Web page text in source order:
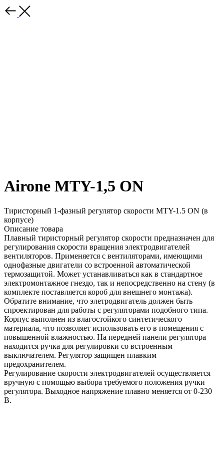
Airone MTY-1,5 ON
Тиристорный 1-фазный регулятор скорости MTY-1.5 ON (в
корпусе)
Описание товара
Плавный тиристорный регулятор скорости предназначен для
регулирования скорости вращения электродвигателей
вентиляторов. Применяется с вентиляторами, имеющими
однофазные двигатели со встроенной автоматической
термозащитой. Может устанавливаться как в стандартное
электромонтажное гнездо, так и непосредственно на стену (в
комплекте поставляется короб для внешнего монтажа).
Обратите внимание, что элетродвигатель должен быть
спроектирован для работы с регуляторами подобного типа.
Корпус выполнен из влагостойкого синтетического
материала, что позволяет использовать его в помещения с
повышенной влажностью. На передней панели регулятора
находится ручка для регулировки со встроенным
выключателем. Регулятор защищен плавким
предохранителем.
Регулирование скорости электродвигателей осуществляется
вручную с помощью выбора требуемого положения ручки
регулятора. Выходное напряжение плавно меняется от 0-230
В.